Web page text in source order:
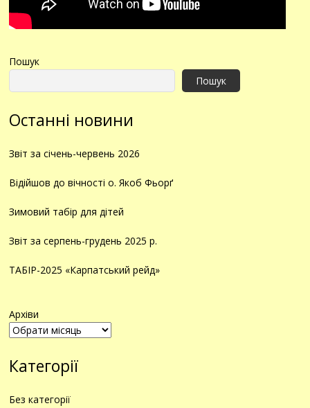
Пошук
Пошук
Останні новини
Звіт за січень-червень 2026
Відійшов до вічності о. Якоб Фьорґ
Зимовий табір для дітей
Звіт за серпень-грудень 2025 р.
ТАБІР-2025 «Карпатський рейд»
Архіви
Категорії
Без категорії